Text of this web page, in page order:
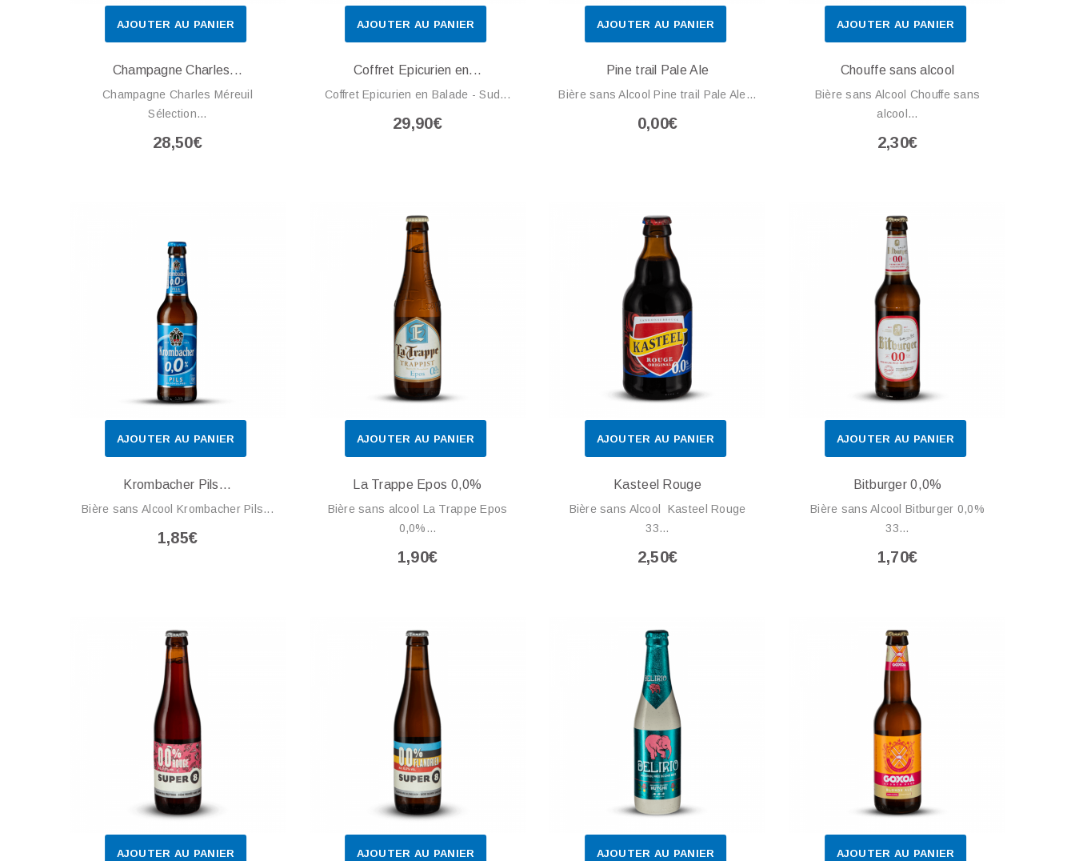
AJOUTER AU PANIER
Champagne Charles...
Champagne Charles Méreuil
Sélection...
28,50€
AJOUTER AU PANIER
Coffret Epicurien en...
Coffret Epicurien en Balade - Sud...
29,90€
AJOUTER AU PANIER
Pine trail Pale Ale
Bière sans Alcool Pine trail Pale Ale...
0,00€
AJOUTER AU PANIER
Chouffe sans alcool
Bière sans Alcool Chouffe sans
alcool...
2,30€
AJOUTER AU PANIER
Krombacher Pils...
Bière sans Alcool Krombacher Pils...
1,85€
AJOUTER AU PANIER
La Trappe Epos 0,0%
Bière sans alcool La Trappe Epos
0,0%...
1,90€
AJOUTER AU PANIER
Kasteel Rouge
Bière sans Alcool Kasteel Rouge
33...
2,50€
AJOUTER AU PANIER
Bitburger 0,0%
Bière sans Alcool Bitburger 0,0%
33...
1,70€
AJOUTER AU PANIER AJOUTER AU PANIER AJOUTER AU PANIER AJOUTER AU PANIER